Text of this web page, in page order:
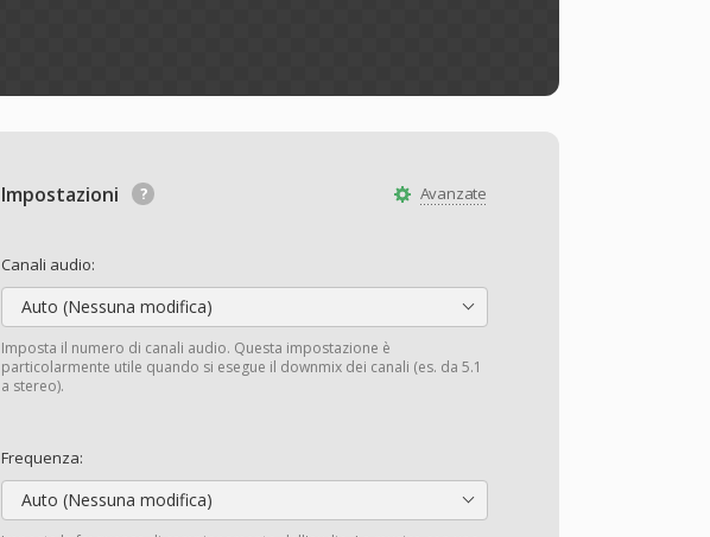
Avanzate
Impostazioni
Canali audio:
Auto (Nessuna modifica)
Imposta il numero di canali audio. Questa impostazione è
particolarmente utile quando si esegue il downmix dei canali (es. da 5.1
a stereo).
Frequenza:
Auto (Nessuna modifica)